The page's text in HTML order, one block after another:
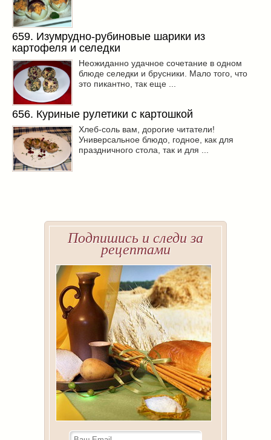
659. Изумрудно-рубиновые шарики из
картофеля и селедки
Неожиданно удачное сочетание в одном
блюде селедки и брусники. Мало того, что
это пикантно, так еще ...
656. Куриные рулетики с картошкой
Хлеб-соль вам, дорогие читатели!
Универсальное блюдо, годное, как для
праздничного стола, так и для ...
Подпишись и следи за
рецептами